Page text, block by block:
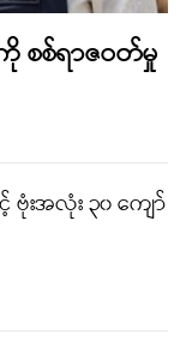
စစ်ရာဇဝတ်မှု
းအလုံး ၃၀ ကျော်